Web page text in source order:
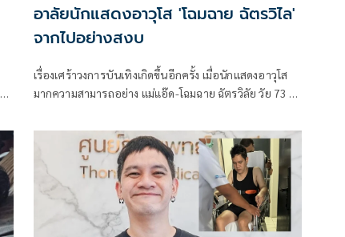
อาลัยนักแสดงอาวุโส 'โฉมฉาย ฉัตรวิไล'
จากไปอย่างสงบ
เรื่องเศร้าวงการบันเทิงเกิดขึ้นอีกครั้ง เมื่อนักแสดงอาวุโส
มากความสามารถอย่าง แม่แอ๊ด-โฉมฉาย ฉัตรวิลัย วัย 73 ปี
อย่างต่อเนื่องและคร่ำหวอดในวงการบันเทิงมายาวนาน
เกือบ 60 ปี เป็นที่รักและเคารพของนักแสดงทั้งรุ่นเก่าและ